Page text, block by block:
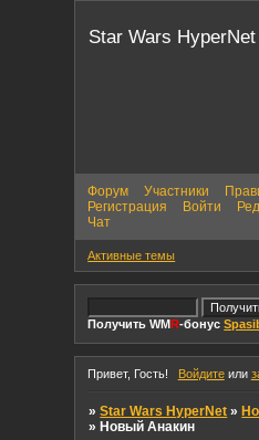
Star Wars HyperNet
Форум Участники
Регистрация
Войти
Чат
Активные темы
Получить WMR-бонус
Привет, Гость! Войдитеили
»Star Wars HyperNet »
»Новый Анакин